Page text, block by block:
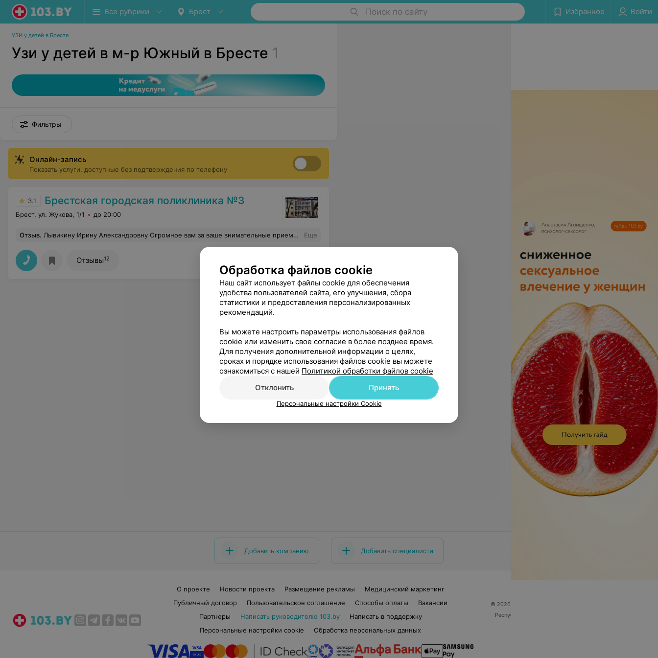
Все рубрики Брест Поиск по сайту Избранное Войти
УЗИ у детей в Бресте
Узи у детей в м-р Южный в Бресте 1
Фильтры
Онлайн-запись
Показать услуги, доступные без подтверждения по телефону
3.1 Брестская городская поликлиника №3
Брест, ул. Жукова, 1/1 до 20:00
Отзыв. Лывикину Ирину Александровну Огромное вам за ваше внимательные приемы и всегда ваша хорошего настроения Еще
Отзывы12
Добавить компанию Добавить специалиста
О проекте Новости проекта Размещение рекламы
Медицинский маркетинг
Публичный договор
Пользовательское соглашение Способы оплаты
Вакансии
Партнеры
Написать руководителю 103.by
Написать в поддержку
Персональные настройки cookie
Обработка персональных данных
© 2026 ООО «Артокс Лаб», УНП 191700409
Республика Беларусь, г. Минск, улица Толбухина, 2,
Обработка файлов cookie
Наш сайт использует файлы cookie для обеспечения
удобства пользователей сайта, его улучшения, сбора
статистики и предоставления персонализированных
рекомендаций.
Вы можете настроить параметры использования файлов
cookie или изменить свое согласие в более позднее время.
Для получения дополнительной информации о целях,
сроках и порядке использования файлов cookie вы можете
ознакомиться с нашей Политикой обработки файлов cookie
Отклонить
Принять
Персональные настройки Cookie